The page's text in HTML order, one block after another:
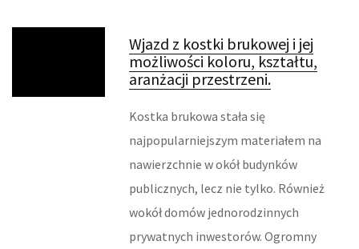
ADWOKACI, PORADY PRAWNE
ŚLUB I WESELE
SPRZĄTANIE, PORZĄDKOWANIE
SERWIS
INNE USŁUGI
ZWIEDZANIE
Wjazd z kostki brukowej i jej
możliwości koloru, kształtu,
aranżacji przestrzeni.
Kostka brukowa stała się
najpopularniejszym materiałem na
nawierzchnie w okół budynków
publicznych, lecz nie tylko. Również
wokół domów jednorodzinnych
prywatnych inwestorów. Ogromny